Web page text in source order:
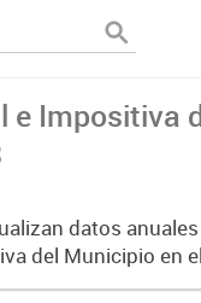
e Impositiva
datos
del Municipio en